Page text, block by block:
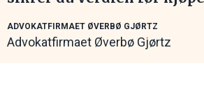
ADVOKATFIRMAET ØVERBØ GJØRTZ
Advokatfirmaet Øverbø Gjørtz